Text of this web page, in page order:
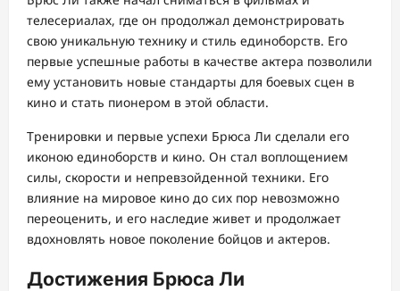
телесериалах, где он продолжал демонстрировать
свою уникальную технику и стиль единоборств. Его
первые успешные работы в качестве актера позволили
ему установить новые стандарты для боевых сцен в
кино и стать пионером в этой области.
Тренировки и первые успехи Брюса Ли сделали его
иконою единоборств и кино. Он стал воплощением
силы, скорости и непревзойденной техники. Его
влияние на мировое кино до сих пор невозможно
переоценить, и его наследие живет и продолжает
вдохновлять новое поколение бойцов и актеров.
Достижения Брюса Ли